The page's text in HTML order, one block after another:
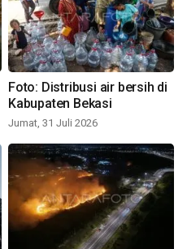
Foto: Distribusi air bersih di
Kabupaten Bekasi
Jumat, 31 Juli 2026